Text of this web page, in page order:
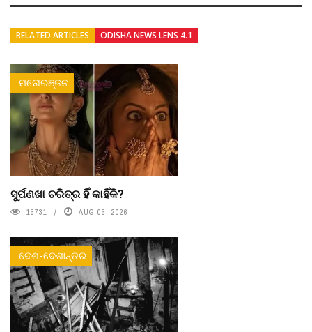
RELATED ARTICLES ODISHA NEWS LENS 4.1
ମନୋରଞ୍ଜନ
ସୁର୍ପଣଖା ଚରିତ୍ର ହିଁ କାହିଁକି?
15731 AUG 05, 2026
ଦେଶ-ଦେଶାନ୍ତର